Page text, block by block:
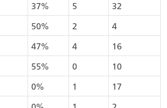
37% 5
32
50% 2
4
47% 4
16
55% 0
10
0% 1
17